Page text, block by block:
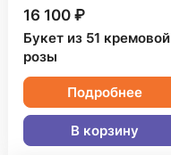
16 100 ₽
Букет из 51 кремовой
розы
Подробнее
В корзину